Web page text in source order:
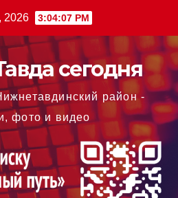
2026 3:04:08 PM
сегодня
район -
фото и видео